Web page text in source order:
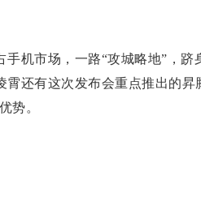
机市场，一路“攻城略地”，跻
还有这次发布会重点推出的昇
势。